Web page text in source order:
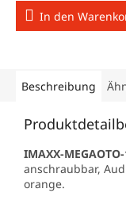
In den
Beschreibung
IMAXX-
anschraubbar,
orange.